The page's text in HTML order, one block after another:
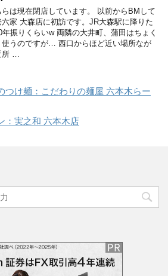
は現在閉店しています。 以前からBMして
六家 大森店に初訪です。JR大森駅に降りた
年振りくらいw 両隣の大井町、蒲田はちょく
使うのですが… 西口からほど近い場所なが
所 …
つけ麺：こだわりの麺屋 六本木らー
：実之和 六本木店